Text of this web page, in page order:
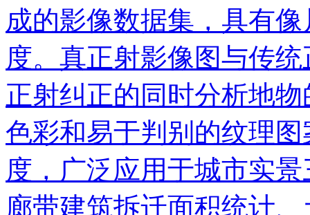
成的影像数据集，具有
度。真正射影像图与传
正射纠正的同时分析地
色彩和易于判别的纹理
度，广泛应用于城市实
廊带建筑拆迁面积统计